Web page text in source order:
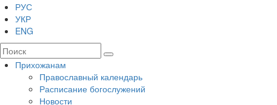
РУС
УКР
ENG
Прихожанам
Православный календарь
Расписание богослужений
Новости